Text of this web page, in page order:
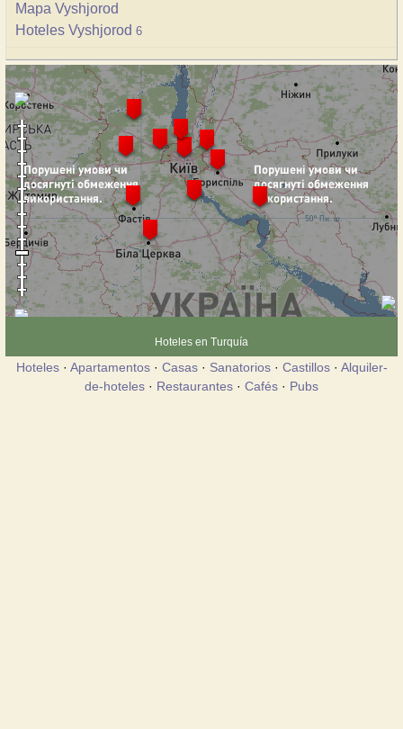
Mapa Vyshjorod
Hoteles Vyshjorod 6
Hoteles en Turquía
Hoteles· Apartamentos· Casas· Sanatorios· Castillos· Alquiler-
de-hoteles · Restaurantes · Cafés · Pubs